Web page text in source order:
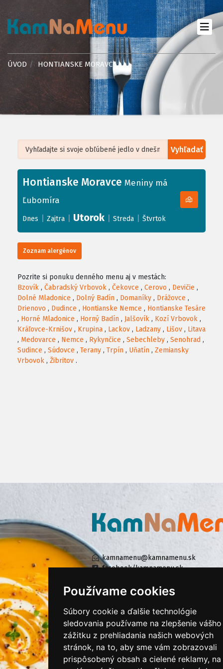
Používame cookies
Súbory cookie a ďalšie technológie
sledovania používame na zlepšenie vášho
zážitku z prehliadania našich webových
stránok, na to, aby sme vám zobrazovali
prispôsobený obsah a cielené reklamy, na
ÚVOD HONTIANSKE MORAVCE
Vyhľadať
+
−
Leaflet| ©OpenStreetMap, Tiles courtesy ofHumanitarian OpenStreetMap
Hontianske Moravce Meniny má
Ľubomíra
Dnes Zajtra Utorok Streda Štvrtok
Zoznam alergénov
Pozrite si ponuku denného menu aj v mestách:
Bzovík , Čabradský Vrbovok , Čekovce , Cerovo , Devičie ,
Dolné Mladonice , Dolný Badín , Domaníky , Drážovce ,
Drienovo , Dudince , Hontianske Nemce , Hontianske Tesáre
, Horné Mladonice , Horný Badín , Jalšovík , Kozí Vrbovok ,
Kráľovce-Krnišov , Krupina , Lackov , Ladzany , Lišov , Litava
, Medovarce , Nemce , Rykynčice , Sebechleby , Senohrad ,
Sudince , Súdovce , Terany , Trpín , Uňatín , Zemiansky
Vrbovok , Žibritov .
kamnamenu@kamnamenu.sk
facebook/kamnamenu.sk
KONTAKTUJTE NÁS
PRIHLÁSIŤ SA DO ZÁKAZNÍCKEJ ZÓNY